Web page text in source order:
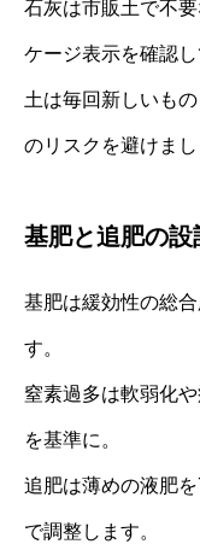
石灰は市販土で不
ケージ表示を確認し
土は毎回新しいも
のリスクを避けまし
基肥と追肥の
基肥は緩効性の総
す。
窒素過多は軟弱化
を基準に。
追肥は薄めの液肥
で調整します。